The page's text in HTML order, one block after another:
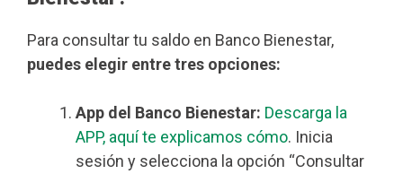
Para consultar tu saldo en Banco Bienestar,
puedes elegir entre tres opciones:
App del Banco Bienestar: Descarga la
APP, aquí te explicamos cómo. Inicia
sesión y selecciona la opción “Consultar